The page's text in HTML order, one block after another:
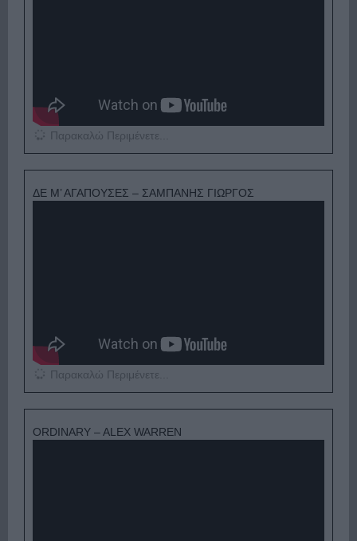
Παρακαλώ Περιμένετε...
ΔΕ Μ’ ΑΓΑΠΟΥΣΕΣ – ΣΑΜΠΑΝΗΣ ΓΙΩΡΓΟΣ
Παρακαλώ Περιμένετε...
ORDINARY – ALEX WARREN